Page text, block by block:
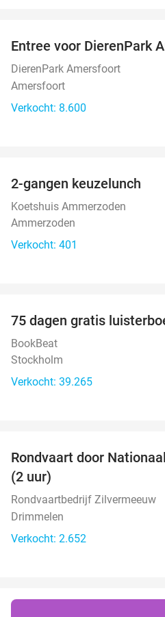
Entree voor DierenPark
DierenPark Amersfoort
Amersfoort
Verkocht: 8.600
2-gangen keuzelunch
Koetshuis Ammerzoden
Ammerzoden
Verkocht: 401
75 dagen gratis
BookBeat
Stockholm
Verkocht: 39.265
Rondvaart door
(2 uur)
Rondvaartbedrijf Zilvermeeuw
Drimmelen
Verkocht: 2.652